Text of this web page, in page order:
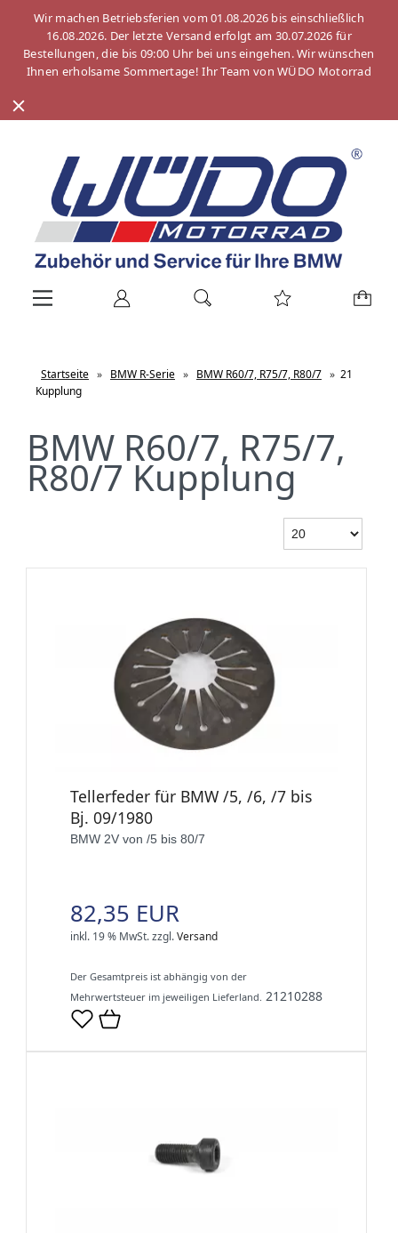
Wir machen Betriebsferien vom 01.08.2026 bis einschließlich
16.08.2026. Der letzte Versand erfolgt am 30.07.2026 für
Bestellungen, die bis 09:00 Uhr bei uns eingehen. Wir wünschen
Ihnen erholsame Sommertage! Ihr Team von WÜDO Motorrad
Startseite » BMW R-Serie » BMW R60/7, R75/7, R80/7 » 21
Kupplung
BMW R60/7, R75/7,
R80/7 Kupplung
Tellerfeder für BMW /5, /6, /7 bis
Bj. 09/1980
BMW 2V von /5 bis 80/7
82,35 EUR
inkl. 19 % MwSt.zzgl.Versand
Der Gesamtpreis ist abhängig von der
Mehrwertsteuer im jeweiligen Lieferland. 21210288